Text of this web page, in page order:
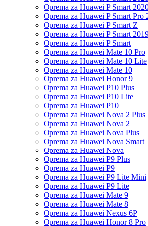
Oprema za Huawei P Smart 2020
Oprema za Huawei P Smart Pro
Oprema za Huawei P Smart Z
Oprema za Huawei P Smart 2019
Oprema za Huawei P Smart
Oprema za Huawei Mate 10 Pro
Oprema za Huawei Mate 10 Lite
Oprema za Huawei Mate 10
Oprema za Huawei Honor 9
Oprema za Huawei P10 Plus
Oprema za Huawei P10 Lite
Oprema za Huawei P10
Oprema za Huawei Nova 2 Plus
Oprema za Huawei Nova 2
Oprema za Huawei Nova Plus
Oprema za Huawei Nova Smart
Oprema za Huawei Nova
Oprema za Huawei P9 Plus
Oprema za Huawei P9
Oprema za Huawei P9 Lite Mini
Oprema za Huawei P9 Lite
Oprema za Huawei Mate 9
Oprema za Huawei Mate 8
Oprema za Huawei Nexus 6P
Oprema za Huawei Honor 8 Pro